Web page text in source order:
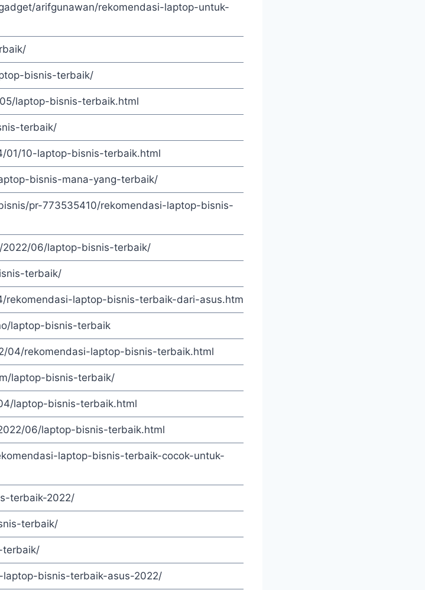
arifgunawan/rekomendasi-laptop-untuk-
bisnis-terbaik/
laptop-bisnis-terbaik.html
terbaik/
01/10-laptop-bisnis-terbaik.html
bisnis-mana-yang-terbaik/
pr-773535410/rekomendasi-laptop-bisnis-
06/laptop-bisnis-terbaik/
terbaik/
laptop-bisnis-terbaik-dari-asus.html
laptop-bisnis-terbaik
04/rekomendasi-laptop-bisnis-terbaik.html
laptop-bisnis-terbaik/
laptop-bisnis-terbaik.html
06/laptop-bisnis-terbaik.html
laptop-bisnis-terbaik-cocok-untuk-
terbaik-2022/
terbaik/
bisnis-terbaik-asus-2022/